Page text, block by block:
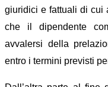
giuridici e fattuali di cui
che il dipendente
avvalersi della
entro i termini previsti